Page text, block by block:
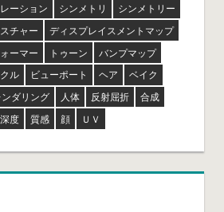
ーション シンメトリ
シンメトリー
チャー
ディスプレイスメントマップ
ーマー トゥーン
バンプマップ
ル ビューポート ヘア
ベイク
ンダリング 人体 反射屈折
合成
度 質感 顔 ＵＶ